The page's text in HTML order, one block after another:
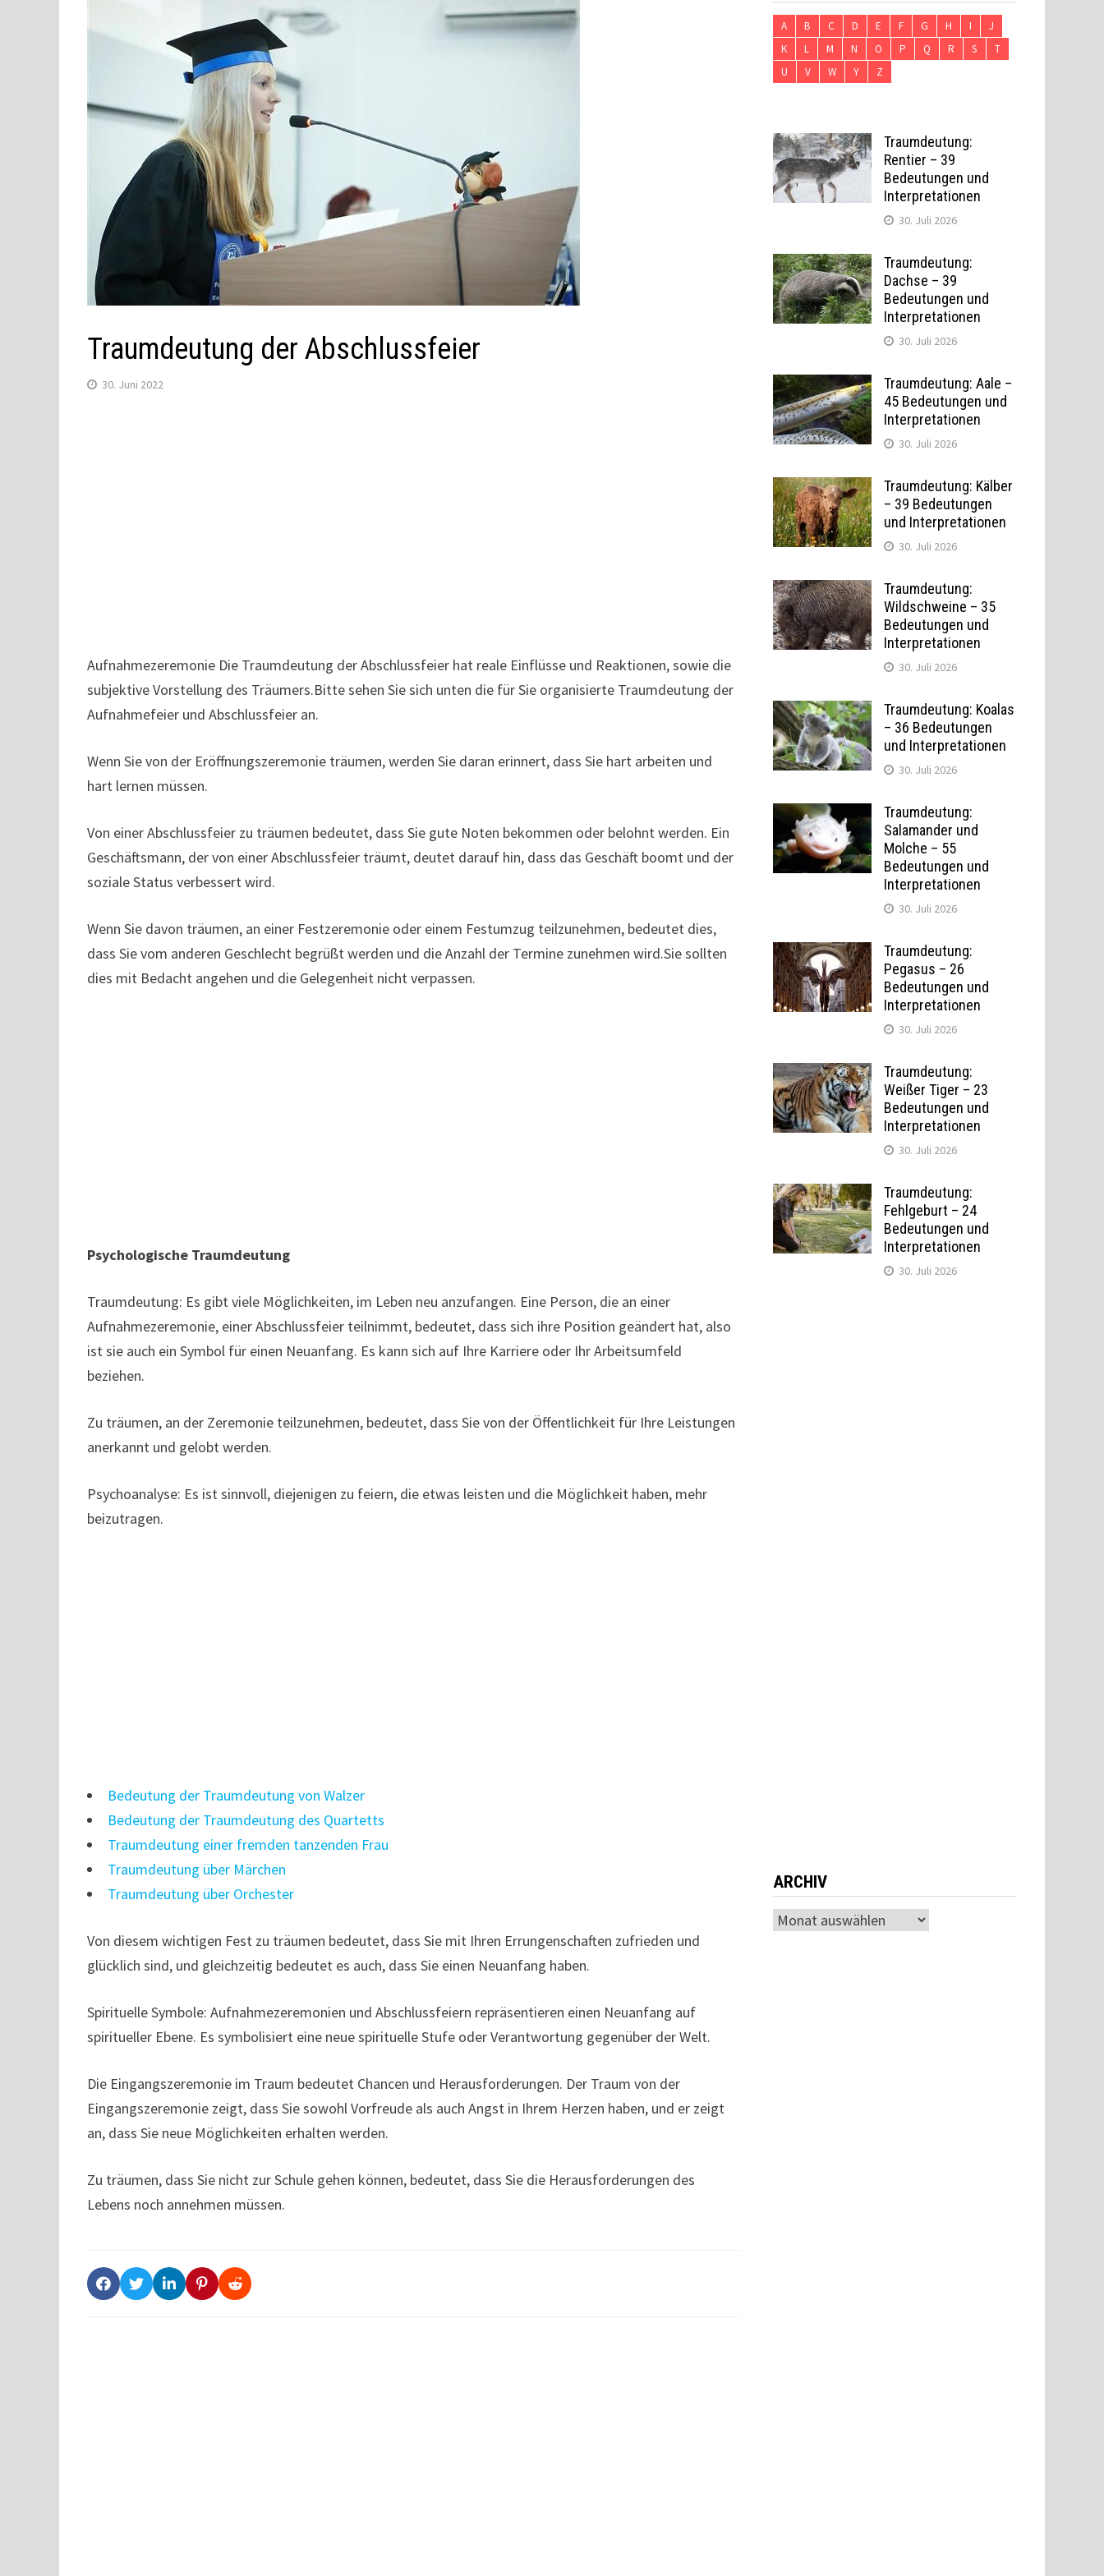
Traumdeutung der Abschlussfeier
30. Juni 2022
Aufnahmezeremonie Die Traumdeutung der Abschlussfeier hat reale Einflüsse und Reaktionen, sowie die
subjektive Vorstellung des Träumers.Bitte sehen Sie sich unten die für Sie organisierte Traumdeutung der
Aufnahmefeier und Abschlussfeier an.
Wenn Sie von der Eröffnungszeremonie träumen, werden Sie daran erinnert, dass Sie hart arbeiten und
hart lernen müssen.
Von einer Abschlussfeier zu träumen bedeutet, dass Sie gute Noten bekommen oder belohnt werden. Ein
Geschäftsmann, der von einer Abschlussfeier träumt, deutet darauf hin, dass das Geschäft boomt und der
soziale Status verbessert wird.
Wenn Sie davon träumen, an einer Festzeremonie oder einem Festumzug teilzunehmen, bedeutet dies,
dass Sie vom anderen Geschlecht begrüßt werden und die Anzahl der Termine zunehmen wird.Sie sollten
dies mit Bedacht angehen und die Gelegenheit nicht verpassen.
Psychologische Traumdeutung
Traumdeutung: Es gibt viele Möglichkeiten, im Leben neu anzufangen. Eine Person, die an einer
Aufnahmezeremonie, einer Abschlussfeier teilnimmt, bedeutet, dass sich ihre Position geändert hat, also
ist sie auch ein Symbol für einen Neuanfang. Es kann sich auf Ihre Karriere oder Ihr Arbeitsumfeld
beziehen.
Zu träumen, an der Zeremonie teilzunehmen, bedeutet, dass Sie von der Öffentlichkeit für Ihre Leistungen
anerkannt und gelobt werden.
Psychoanalyse: Es ist sinnvoll, diejenigen zu feiern, die etwas leisten und die Möglichkeit haben, mehr
beizutragen.
Bedeutung der Traumdeutung von Walzer
Bedeutung der Traumdeutung des Quartetts
Traumdeutung einer fremden tanzenden Frau
Traumdeutung über Märchen
Traumdeutung über Orchester
Von diesem wichtigen Fest zu träumen bedeutet, dass Sie mit Ihren Errungenschaften zufrieden und
glücklich sind, und gleichzeitig bedeutet es auch, dass Sie einen Neuanfang haben.
Spirituelle Symbole: Aufnahmezeremonien und Abschlussfeiern repräsentieren einen Neuanfang auf
spiritueller Ebene. Es symbolisiert eine neue spirituelle Stufe oder Verantwortung gegenüber der Welt.
Die Eingangszeremonie im Traum bedeutet Chancen und Herausforderungen. Der Traum von der
Eingangszeremonie zeigt, dass Sie sowohl Vorfreude als auch Angst in Ihrem Herzen haben, und er zeigt
an, dass Sie neue Möglichkeiten erhalten werden.
Zu träumen, dass Sie nicht zur Schule gehen können, bedeutet, dass Sie die Herausforderungen des
Lebens noch annehmen müssen.
A B C D E F G H I
J
K
L M N O P Q R S
T
U
V W Y Z
Traumdeutung:
Rentier – 39
Bedeutungen und
Interpretationen
30. Juli 2026
Traumdeutung:
Dachse – 39
Bedeutungen und
Interpretationen
30. Juli 2026
Traumdeutung: Aale –
45 Bedeutungen und
Interpretationen
30. Juli 2026
Traumdeutung: Kälber
– 39 Bedeutungen
und Interpretationen
30. Juli 2026
Traumdeutung:
Wildschweine – 35
Bedeutungen und
Interpretationen
30. Juli 2026
Traumdeutung: Koalas
– 36 Bedeutungen
und Interpretationen
30. Juli 2026
Traumdeutung:
Salamander und
Molche – 55
Bedeutungen und
Interpretationen
30. Juli 2026
Traumdeutung:
Pegasus – 26
Bedeutungen und
Interpretationen
30. Juli 2026
Traumdeutung:
Weißer Tiger – 23
Bedeutungen und
Interpretationen
30. Juli 2026
Traumdeutung:
Fehlgeburt – 24
Bedeutungen und
Interpretationen
30. Juli 2026
ARCHIV
Archiv